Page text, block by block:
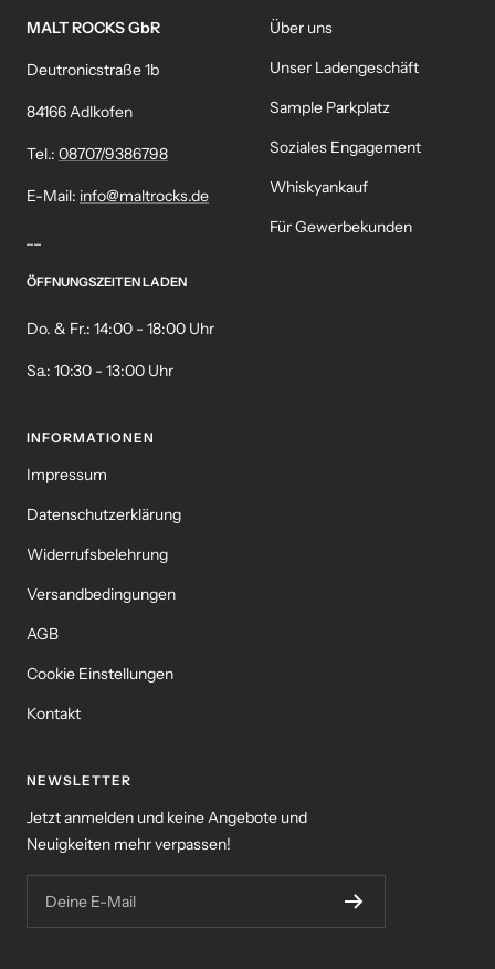
MALT ROCKS GbR
Deutronicstraße 1b
84166 Adlkofen
Tel.: 08707/9386798
E-Mail: info@maltrocks.de
ÖFFNUNGSZEITEN LADEN
Do. & Fr.: 14:00 - 18:00 Uhr
Sa.: 10:30 - 13:00 Uhr
Über uns
Unser Ladengeschäft
Sample Parkplatz
Soziales Engagement
Whiskyankauf
Für Gewerbekunden
INFORMATIONEN
Impressum
Datenschutzerklärung
Widerrufsbelehrung
Versandbedingungen
AGB
Cookie Einstellungen
Kontakt
NEWSLETTER
Jetzt anmelden und keine Angebote und
Neuigkeiten mehr verpassen!
Deine E-Mail